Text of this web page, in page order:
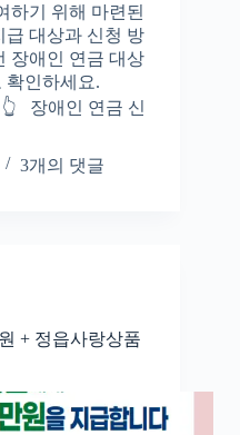
하기 위해 마련된
급 대상과 신청 방
장애인 연금 대상
확인하세요.
장애인 연금 신
3개의 댓글
+ 정읍사랑상품